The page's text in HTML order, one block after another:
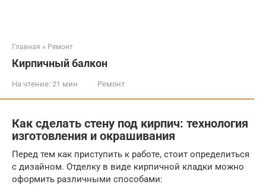
Главная » Ремонт
Кирпичный балкон
На чтение: 21 мин Ремонт
Как сделать стену под кирпич: технология
изготовления и окрашивания
Перед тем как приступить к работе, стоит определиться
с дизайном. Отделку в виде кирпичной кладки можно
оформить различными способами: